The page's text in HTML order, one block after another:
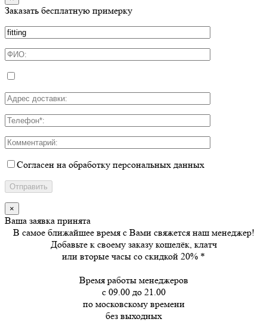
Заказать бесплатную примерку
Согласен на обработку персональных данных
×
Ваша заявка принята
В самое ближайшее время с Вами свяжется наш менеджер!
Добавьте к своему заказу кошелёк, клатч
или вторые часы со скидкой 20% *
Время работы менеджеров
с 09.00 до 21.00
по московскому времени
без выходных